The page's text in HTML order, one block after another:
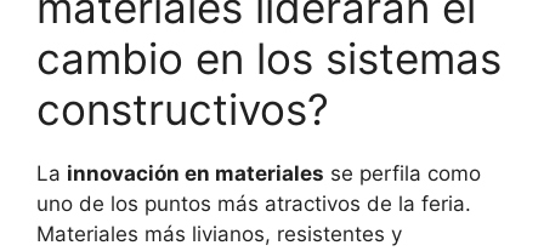
cambio en los sistemas
constructivos?
La innovación en materiales se perfila como
uno de los puntos más atractivos de la feria.
Materiales más livianos, resistentes y